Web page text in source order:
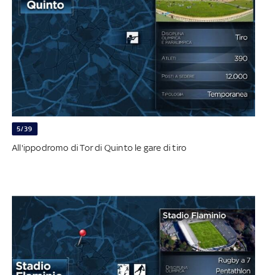
5/39
All'ippodromo di Tor di Quinto le gare di tiro